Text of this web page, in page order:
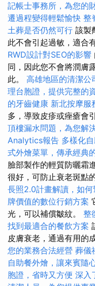
記帳士事務所，為您的
遷過程變得輕鬆愉快 整
土葬是否仍然可行 該製
此不會引起過敏，適合
RWD設計對SEO的影響
同，因此您不會將潤膚
此。 高雄地區的清潔公
理台胞證，提供完整的
的牙齒健康 新北按摩服
多，導致皮疹或痤瘡會
頂樓漏水問題，為您解
Analytics報告 多樣化
式外燴菜單，傳承經典
臉部製作的輕質防曬霜
很好，可防止衰老斑點
長照2.0計畫解讀，如
牌價值的數位行銷方案
光，可以補償皺紋。 整
找到最適合的餐飲方案
皮膚衰老，通過有用的
您的業務合法經營 葬儀
自助餐外燴，讓來賓隨
胞證，省時又方便 深入